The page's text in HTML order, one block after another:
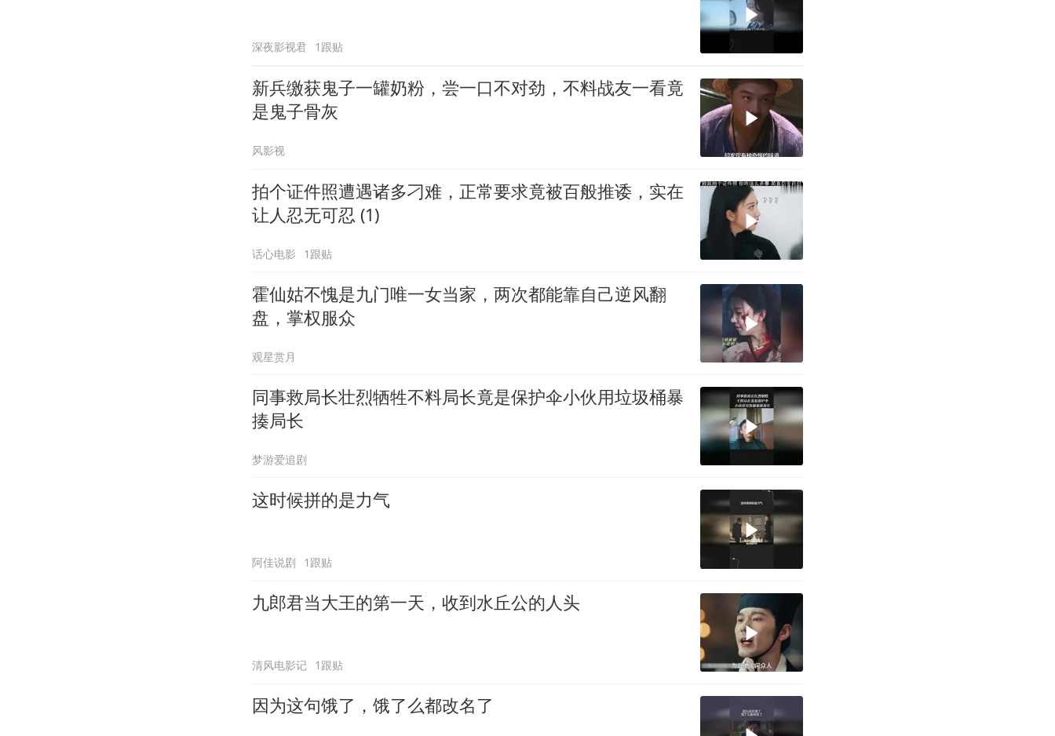
深夜影视君 1跟贴
新兵缴获鬼子一罐奶粉，尝一口不对劲，不料战友一看竟
是鬼子骨灰
风影视
拍个证件照遭遇诸多刁难，正常要求竟被百般推诿，实在
让人忍无可忍 (1)
话心电影 1跟贴
霍仙姑不愧是九门唯一女当家，两次都能靠自己逆风翻
盘，掌权服众
观星赏月
同事救局长壮烈牺牲不料局长竟是保护伞小伙用垃圾桶暴
揍局长
梦游爱追剧
这时候拼的是力气
阿佳说剧 1跟贴
九郎君当大王的第一天，收到水丘公的人头
清风电影记 1跟贴
因为这句饿了，饿了么都改名了